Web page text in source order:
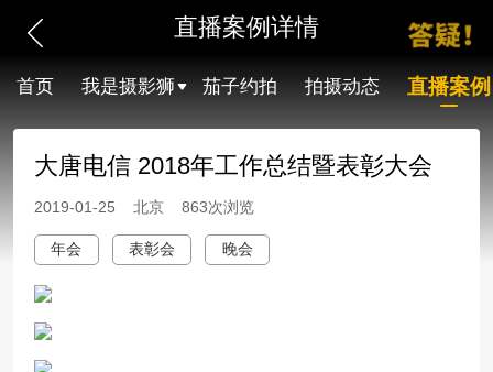
直播案例详情
首页 我是摄影狮 茄子约拍 拍摄动态 直播案例
大唐电信 2018年工作总结暨表彰大会
2019-01-25 北京 863次浏览
年会 表彰会 晚会